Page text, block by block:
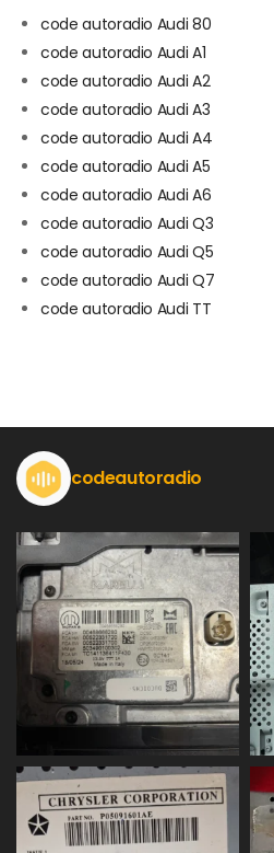
code autoradio Audi 80
code autoradio Audi A1
code autoradio Audi A2
code autoradio Audi A3
code autoradio Audi A4
code autoradio Audi A5
code autoradio Audi A6
code autoradio Audi Q3
code autoradio Audi Q5
code autoradio Audi Q7
code autoradio Audi TT
codeautoradio